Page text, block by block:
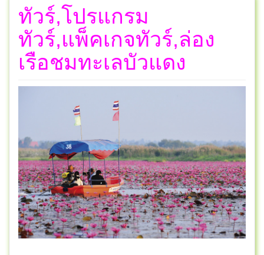
ทัวร์,โปรแกรม
ทัวร์,แพ็คเกจทัวร์,ล่อง
เรือชมทะเลบัวแดง